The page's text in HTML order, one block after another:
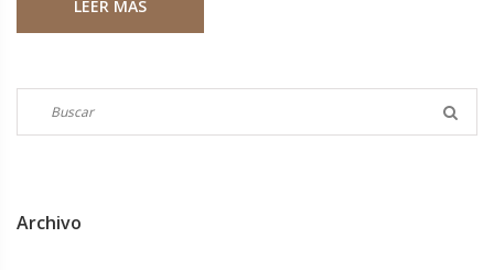
musicales, la participación de Lima fue un hito de la moda.
LEER MÁS
Archivo